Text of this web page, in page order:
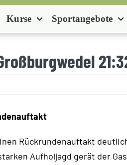
Kurse Sportangebote
Rückrundenauftakt
Aufholjagd gerät der